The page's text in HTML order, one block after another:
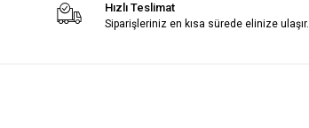
Hızlı Teslimat
Siparişleriniz en kısa sürede elinize ulaşır.